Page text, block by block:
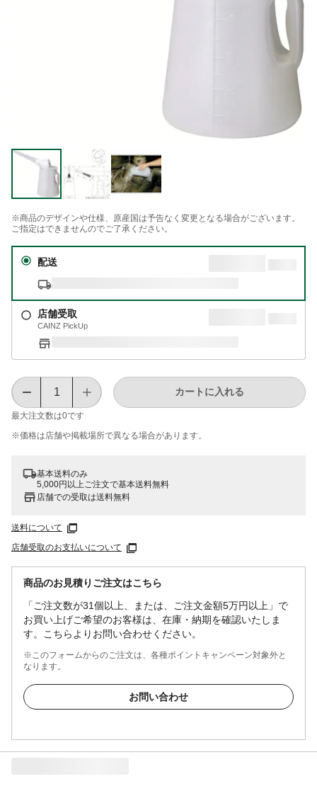
※商品のデザインや仕様、原産国は予告なく変更となる場合がございます。
ご指定はできませんのでご了承ください。
配送
店舗受取
CAINZ PickUp
最大注文数は0です
カートに入れる
※価格は​店舗や​掲載場所で​異なる​場合が​あります。
基本送料のみ
5,000円以上ご注文で基本送料無料
店舗での受取は送料無料
送料について
店舗受取のお支払いについて
商品のお見積りご注文はこちら
「ご注文数が31個以上、または、ご注文金額5万円以上」で
お買い上げご希望のお客様は、在庫・納期を確認いたしま
す。こちらよりお問い合わせください。
※このフォームからのご注文は、各種ポイントキャンペーン対象外と
なります。
お問い合わせ